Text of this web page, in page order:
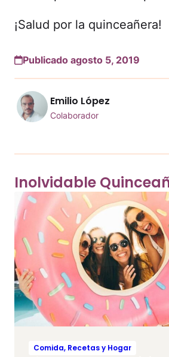
¡Salud por la quinceañera!
Publicado agosto 5, 2019
Emilio López
Colaborador
Inolvidable
Comida, Recetas y Hogar